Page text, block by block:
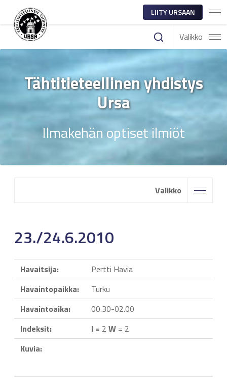
LIITY URSAAN
Valikko
Tähtitieteellinen yhdistys
Ursa
Ilmakehän optiset ilmiöt
Valikko
23./24.6.2010
Havaitsija:
Pertti Havia
Havaintopaikka:
Turku
Havaintoaika:
00.30-02.00
Indeksit:
I = 2 W = 2
Kuvia: